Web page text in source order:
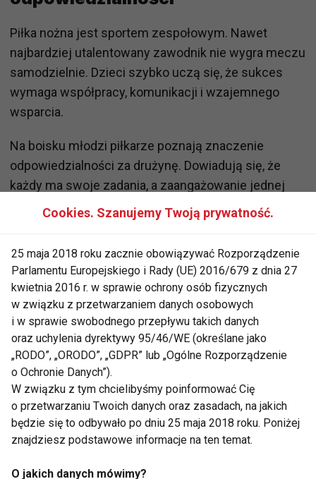
Piłka nożna jest sportem zespołowym. Nawet
najbardziej utalentowany zawodnik nie wygra meczu
samodzielnie. Dzieci szybko uczą się, że sukces
wymaga współpracy, komunikacji i wzajemnego
wsparcia.
Na boisku młodzi piłkarze poznają znaczenie
odpowiedzialności za drużynę. Dowiadują się, że
każdy ma swoje zadania, a zaangażowanie jednej
osoby wpływa na wynik całego zespołu. To
umiejętności, które przydają się później nie tylko w
Nauka radzenia sobie z porażką
Wielu psychologów sportu podkreśla, że jedną z
najcenniejszych lekcji płynących z uprawiania
sportu jest umiejętność radzenia sobie z
niepowodzeniami.
Nie każdy mecz kończy się zwycięstwem. Dzieci
uczą się przegrywać, analizować błędy i wyciągać
wnioski na przyszłość. Dzięki temu rozwijają
odporność psychiczną, która pomaga im później
Cookies. Szanujemy Twoją prywatność.
25 maja 2018 roku zacznie obowiązywać Rozporządzenie
Parlamentu Europejskiego i Rady (UE) 2016/679 z dnia 27
kwietnia 2016 r. w sprawie ochrony osób fizycznych
w związku z przetwarzaniem danych osobowych
i w sprawie swobodnego przepływu takich danych
oraz uchylenia dyrektywy 95/46/WE (określane jako
„RODO”, „ORODO”, „GDPR” lub „Ogólne Rozporządzenie
o Ochronie Danych”).
W związku z tym chcielibyśmy poinformować Cię
o przetwarzaniu Twoich danych oraz zasadach, na jakich
będzie się to odbywało po dniu 25 maja 2018 roku. Poniżej
znajdziesz podstawowe informacje na ten temat.
O jakich danych mówimy?